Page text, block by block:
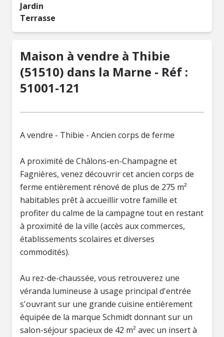
Jardin
Terrasse
Maison à vendre à Thibie
(51510) dans la Marne - Réf :
51001-121
A vendre - Thibie - Ancien corps de ferme
A proximité de Châlons-en-Champagne et
Fagnières, venez découvrir cet ancien corps de
ferme entièrement rénové de plus de 275 m²
habitables prêt à accueillir votre famille et
profiter du calme de la campagne tout en restant
à proximité de la ville (accès aux commerces,
établissements scolaires et diverses
commodités).
Au rez-de-chaussée, vous retrouverez une
véranda lumineuse à usage principal d'entrée
s'ouvrant sur une grande cuisine entièrement
équipée de la marque Schmidt donnant sur un
salon-séjour spacieux de 42 m² avec un insert à